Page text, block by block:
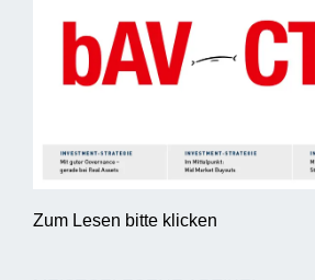
Zum Lesen bitte klicken